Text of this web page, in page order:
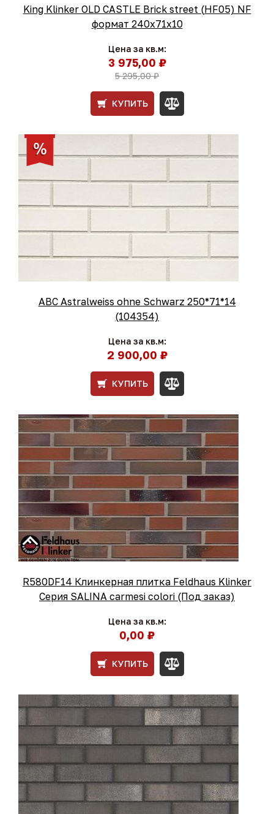
King Klinker OLD CASTLE Brick street (HF05) NF
формат 240x71x10
Цена за кв.м:
3 975,00 ₽
5 295,00 ₽
КУПИТЬ
ABC Astralweiss ohne Schwarz 250*71*14
(104354)
Цена за кв.м:
2 900,00 ₽
КУПИТЬ
R580DF14 Клинкерная плитка Feldhaus Klinker
Серия SALINA carmesi colori (Под заказ)
Цена за кв.м:
0,00 ₽
КУПИТЬ